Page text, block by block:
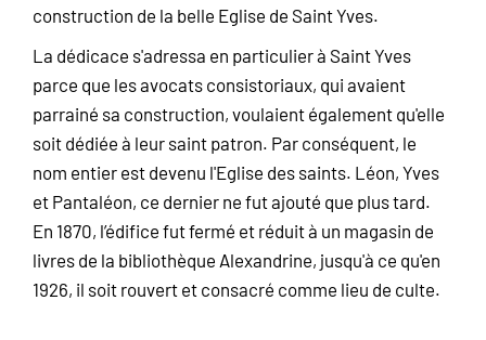
construction de la belle Eglise de Saint Yves.
La dédicace s'adressa en particulier à Saint Yves
parce que les avocats consistoriaux, qui avaient
parrainé sa construction, voulaient également qu'elle
soit dédiée à leur saint patron. Par conséquent, le
nom entier est devenu l'Eglise des saints. Léon, Yves
et Pantaléon, ce dernier ne fut ajouté que plus tard.
En 1870, l’édifice fut fermé et réduit à un magasin de
livres de la bibliothèque Alexandrine, jusqu'à ce qu'en
1926, il soit rouvert et consacré comme lieu de culte.